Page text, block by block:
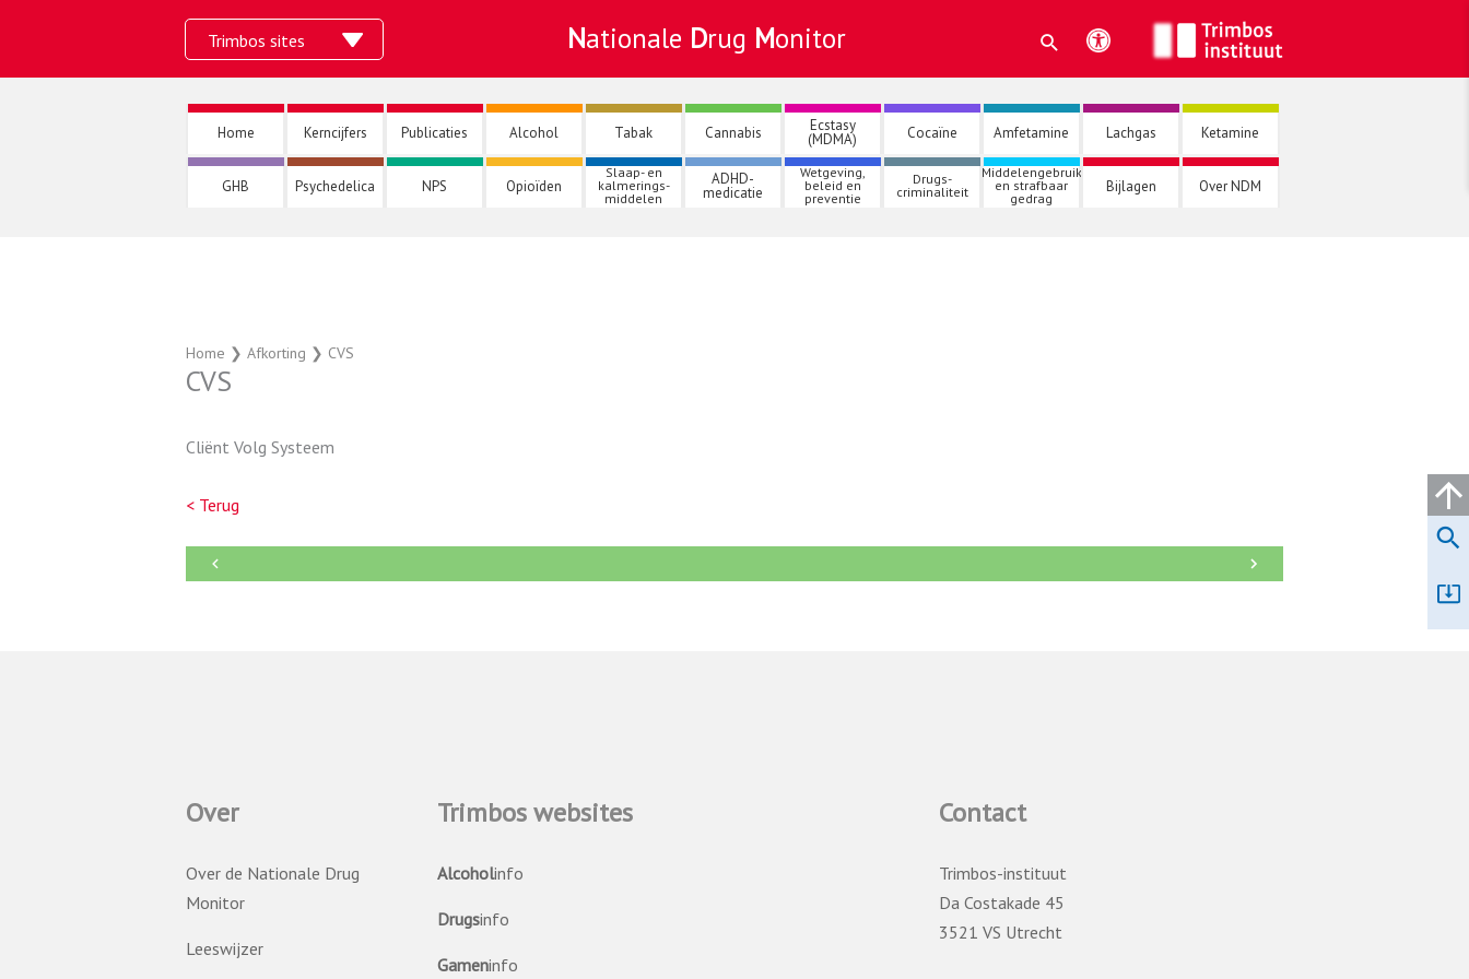
de
Trimbos sites Nationale Drug Monitor
Home Kerncijfers Publicaties Alcohol Tabak Cannabis Ecstasy
(MDMA) Cocaïne Amfetamine Lachgas Ketamine
GHB Psychedelica NPS Opioïden
Slaap- en
kalmerings-
middelen
ADHD-
medicatie
Wetgeving,
beleid en
preventie
Drugs-
criminaliteit
Middelengebruik
en strafbaar
gedrag
Bijlagen Over NDM
Home ❯ Afkorting ❯ CVS
CVS
Cliënt Volg Systeem
< Terug
→
←
Over
Over de Nationale Drug
Monitor
Leeswijzer
Trimbos websites
Alcoholinfo
Drugsinfo
Gameninfo
Contact
Trimbos-instituut
Da Costakade 45
3521 VS Utrecht